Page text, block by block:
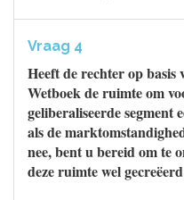
Vraag 4
Heeft de rechter op
Wetboek de ruimte om
geliberaliseerde segment
als de
nee, bent u bereid om te
deze ruimte wel